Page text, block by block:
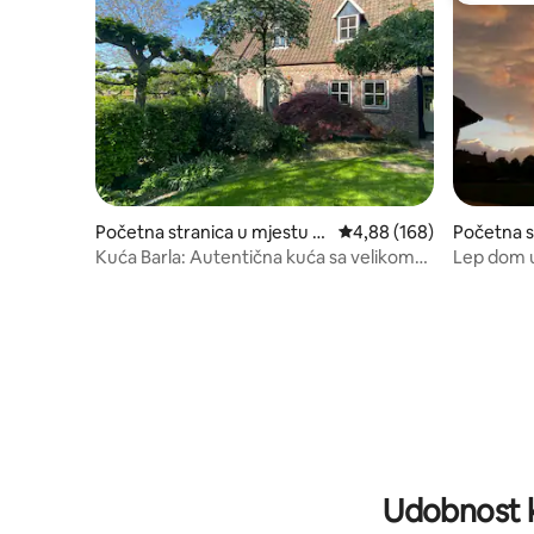
Početna stranica u mjestu B
aarle-Hertog
prosječna ocjena 4,88
4,88 (168)
Kuća Barla: Autentična kuća sa velikom
Početna
phen
Lep dom
Udobnost